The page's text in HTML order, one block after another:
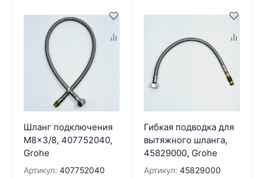
Шланг подключения
M8x3/8, 407752040,
Grohe
Артикул: 407752040
Гибкая подводка для
вытяжного шланга,
45829000, Grohe
Артикул: 45829000